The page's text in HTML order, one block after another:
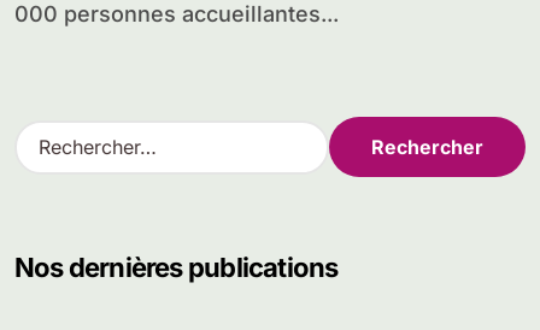
000 personnes accueillantes...
R
e
rNos dernières publications